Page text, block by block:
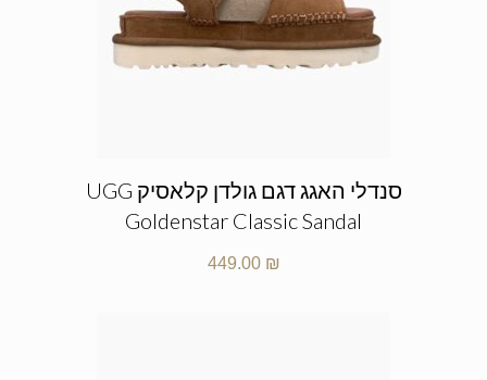
סנדלי האגג דגם גולדן קלאסיק UGG
Goldenstar Classic Sandal
449.00 ₪